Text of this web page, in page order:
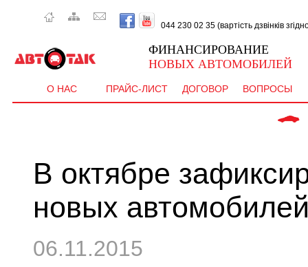
044 230 02 35 (вартість дзвінків
ФИНАНСИРОВАНИЕ
НОВЫХ АВТОМОБИЛЕЙ
О НАС ПРАЙС-ЛИСТ ДОГОВОР ВОПРОСЫ
CEE'D  -
В октябре
новых
06.11.2015